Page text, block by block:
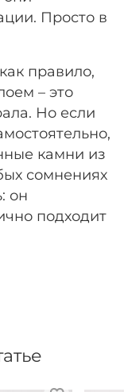
Просто в
правило,
– это
Но если
камни из
сомнениях
он
подходит